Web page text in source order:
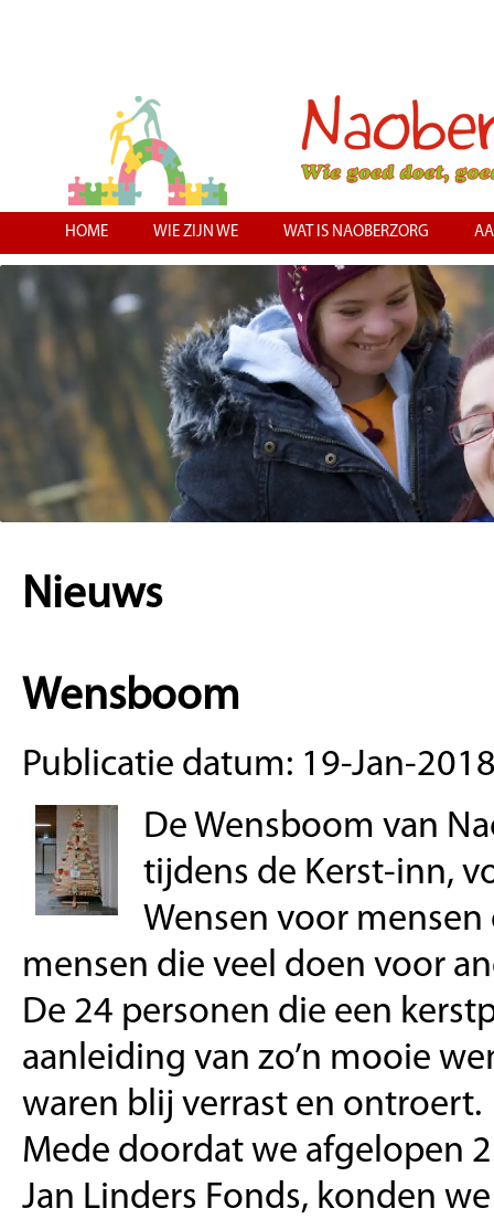
HOME WIE ZIJN WE WAT IS NAOBERZORG
Nieuws
Wensboom
Publicatie datum: 19-Jan-
De Wensboom van
tijdens de Kerst-inn,
Wensen voor
mensen die veel doen voor
De 24 personen die een
aanleiding van zo’n mooie
waren blij verrast en ontroert.
Mede doordat we afgelopen
Jan Linders Fonds, konden